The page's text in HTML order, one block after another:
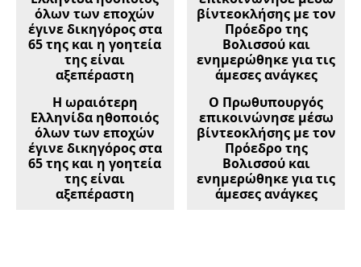
Η ωραιότερη
Ελληνίδα ηθοποιός
όλων των εποχών
έγινε δικηγόρος στα
65 της και η γοητεία
της είναι
αξεπέραστη
Ο Πρωθυπουργός
επικοινώνησε μέσω
βίντεοκλήσης με τον
Πρόεδρο της
Βολισσού και
ενημερώθηκε για τις
άμεσες ανάγκες